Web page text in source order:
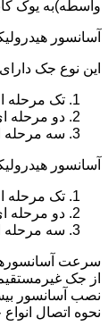
واسطه)به یوک
آسانسور
این نوع جک
تک مرحله
دو مرحله
سه مرحله
آسانسور
تک مرحله
دو مرحله
سه مرحله
سرعت
نصب آسانسور بیش از 21 متر باشد باید از جک های
نحوه اتصال